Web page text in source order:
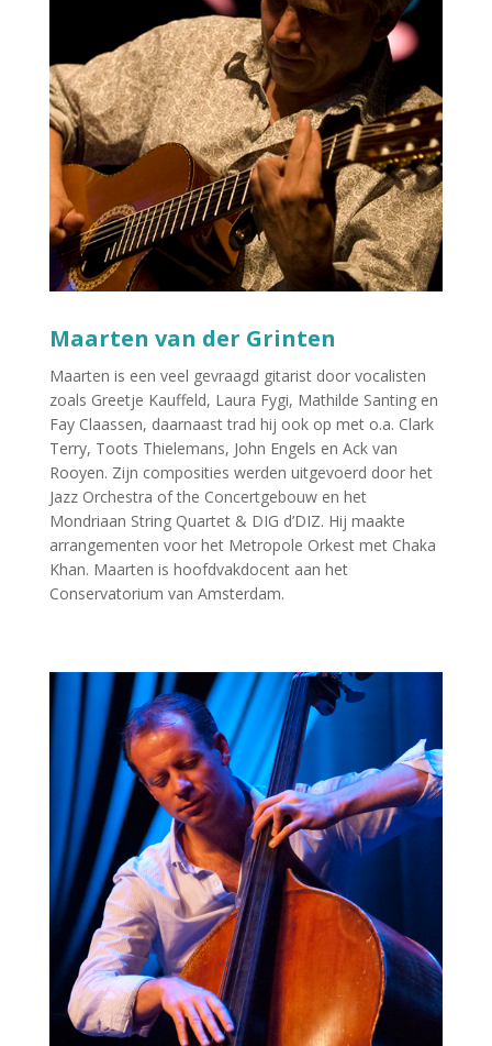
Maarten van der Grinten
Maarten is een veel gevraagd gitarist door vocalisten
zoals Greetje Kauffeld, Laura Fygi, Mathilde Santing en
Fay Claassen, daarnaast trad hij ook op met o.a. Clark
Terry, Toots Thielemans, John Engels en Ack van
Rooyen. Zijn composities werden uitgevoerd door het
Jazz Orchestra of the Concertgebouw en het
Mondriaan String Quartet & DIG d’DIZ. Hij maakte
arrangementen voor het Metropole Orkest met Chaka
Khan. Maarten is hoofdvakdocent aan het
Conservatorium van Amsterdam.